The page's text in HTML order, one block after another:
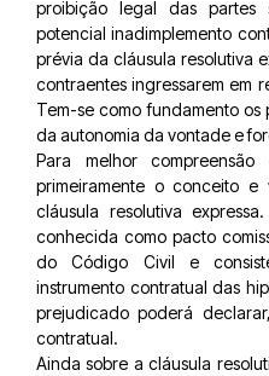
proibição legal das
potencial inadimplemento
prévia da cláusula resolutiva
contraentes ingressarem em
Tem-se como fundamento
da autonomia da vontade e
Para melhor
primeiramente o conceito
cláusula resolutiva
conhecida como pacto
do Código Civil e
instrumento contratual das
prejudicado poderá
contratual.
Ainda sobre a cláusula